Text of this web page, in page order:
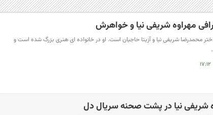
مهراوه شریفی نیا و خواهرش
محمدرضا شریفی نیا و آزیتا حاجیان است. او در خانواده ای هنری بزرگ شده است و
۱۷:۱۲
شریفی نیا در پشت صحنه سریال دل